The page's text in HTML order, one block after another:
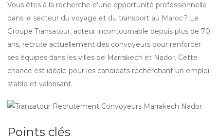
Vous êtes à la recherche d’une opportunité professionnelle
dans le secteur du voyage et du transport au Maroc ? Le
Groupe Transatour, acteur incontournable depuis plus de 70
ans, recrute actuellement des convoyeurs pour renforcer
ses équipes dans les villes de Marrakech et Nador. Cette
chance est idéale pour les candidats recherchant un emploi
stable et valorisant.
Points clés